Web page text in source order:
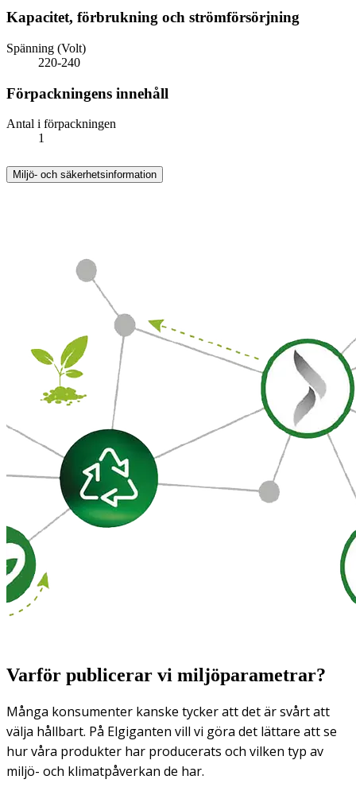
Kapacitet, förbrukning och strömförsörjning
Spänning (Volt)
220-240
Förpackningens innehåll
Antal i förpackningen
1
Miljö- och säkerhetsinformation
Varför publicerar vi miljöparametrar?
Många konsumenter kanske tycker att det är svårt att
välja hållbart. På Elgiganten vill vi göra det lättare att se
hur våra produkter har producerats och vilken typ av
miljö- och klimatpåverkan de har.